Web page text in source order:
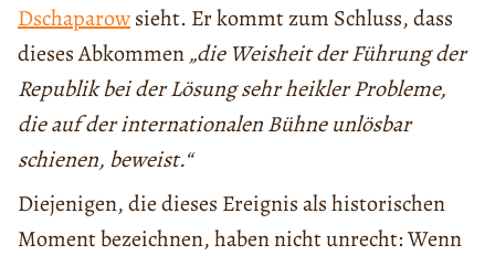
Dschaparowsieht. Er kommt zum Schluss, dass
dieses Abkommen„die Weisheit der Führung der
Republik bei der Lösung sehr heikler Probleme,
die auf der internationalen Bühne unlösbar
schienen, beweist.“
Diejenigen, die dieses Ereignis als historischen
Moment bezeichnen, haben nicht unrecht: Wenn